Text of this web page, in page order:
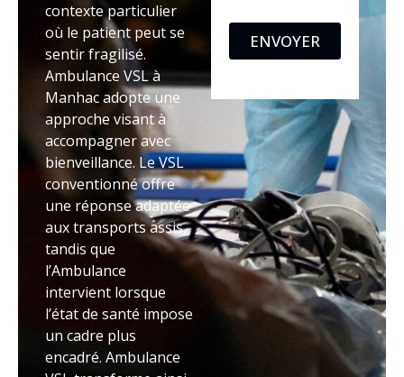
contexte particulier
où le patient peut se
sentir fragilisé.
Ambulance VSL à
Manhac adopte une
approche visant à
accompagner avec
bienveillance. Le VSL
conventionné offre
une réponse adaptée
aux transports assis,
tandis que
l’Ambulance
intervient lorsque
l’état de santé impose
un cadre plus
encadré. Ambulance
ENVOYER